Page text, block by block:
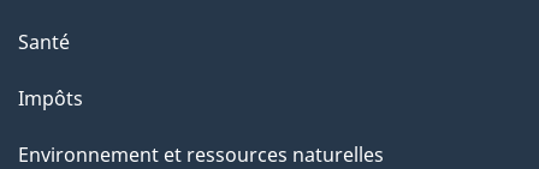
Santé
Impôts
Environnement et ressources naturelles